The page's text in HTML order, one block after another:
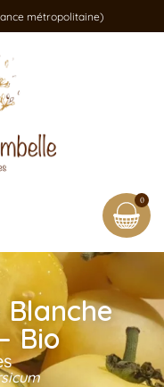
métropolitaine)
0
Blanche
Bio